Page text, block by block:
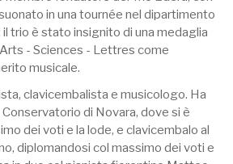
in una tournée nel dipartimento
il trio è stato insignito di una medaglia
- Sciences - Lettres come
musicale.
clavicembalista e musicologo. Ha
di Novara, dove si è
dei voti e la lode, e clavicembalo al
diplomandosi col massimo dei voti e